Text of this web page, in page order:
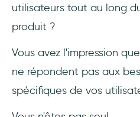
Identifiez les actions
Concentrez-vous sur
utilisateurs tout au long
produit ?
Vous avez l'impression
ne répondent pas aux
spécifiques de vos